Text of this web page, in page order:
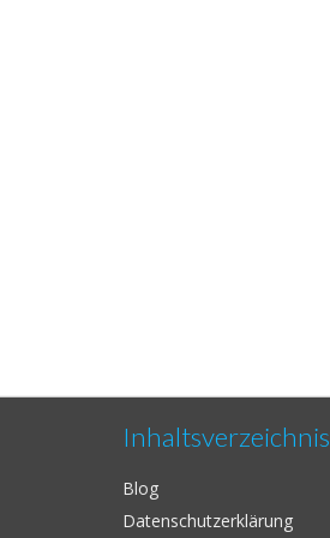
Inhaltsverzeichnis
Blog
Datenschutzerklärung